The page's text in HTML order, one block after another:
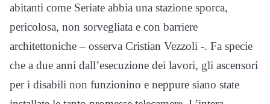
abitanti come Seriate abbia una stazione sporca,
pericolosa, non sorvegliata e con barriere
architettoniche – osserva Cristian Vezzoli -. Fa specie
che a due anni dall’esecuzione dei lavori, gli ascensori
per i disabili non funzionino e neppure siano state